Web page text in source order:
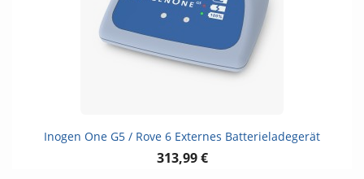
Inogen One G5 / Rove 6 Externes Batterieladegerät
313,99 €